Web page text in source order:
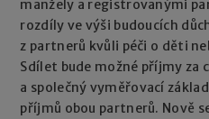
manžely a registrovanými
rozdíly ve výši budoucích
z partnerů kvůli péči o děti
Sdílet bude možné příjmy
a společný vyměřovací
příjmů obou partnerů. Nově